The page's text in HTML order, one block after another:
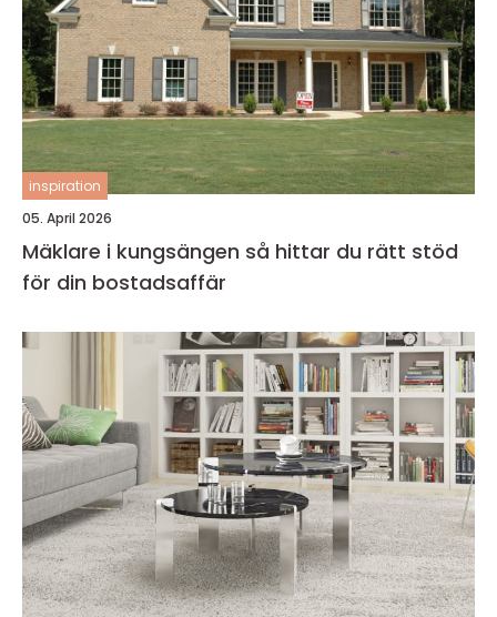
inspiration
05. April 2026
Mäklare i kungsängen så hittar du rätt stöd
för din bostadsaffär